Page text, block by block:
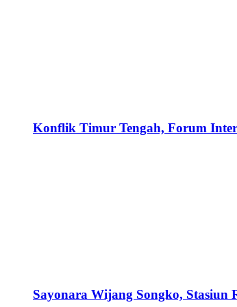
Konflik Timur Tengah, Forum
Sayonara Wijang Songko, Stasiun